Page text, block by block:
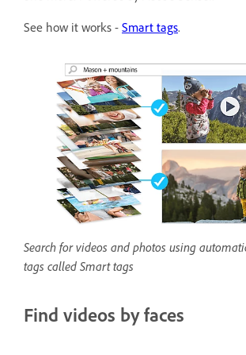
See how it works - Smart tags.
Search for videos and photos using
tags called Smart tags
Find videos by faces